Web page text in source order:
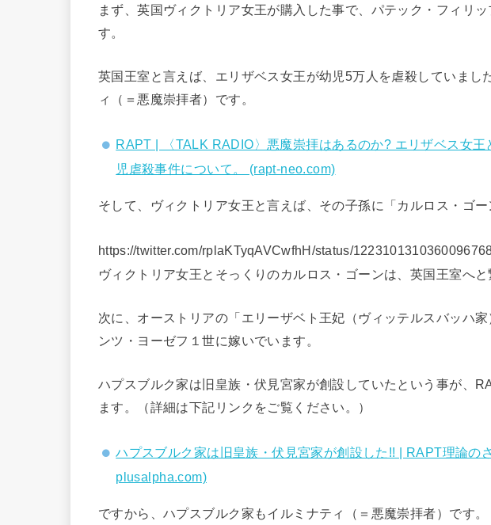
まず、英国ヴィクトリア女王が購入した事で、パテック・フィリ
す。
英国王室と言えば、エリザベス女王が幼児5万人を虐殺していまし
ィ（＝悪魔崇拝者）です。
RAPT | 〈TALK RADIO〉悪魔崇拝はあるのか? エリザベス女
児虐殺事件について。 (rapt-neo.com)
そして、ヴィクトリア女王と言えば、その子孫に「カルロス・ゴー
https://twitter.com/rplaKTyqAVCwfhH/status/
ヴィクトリア女王とそっくりのカルロス・ゴーンは、英国王室へと
次に、オーストリアの「エリーザベト王妃（ヴィッテルスバッハ
ンツ・ヨーゼフ１世に嫁いでいます。
ハプスブルク家は旧皇族・伏見宮家が創設していたという事が、
ます。（詳細は下記リンクをご覧ください。）
ハプスブルク家は旧皇族・伏見宮家が創設した!! | RAPT理論の
plusalpha.com)
ですから、ハプスブルク家もイルミナティ（＝悪魔崇拝者）です。